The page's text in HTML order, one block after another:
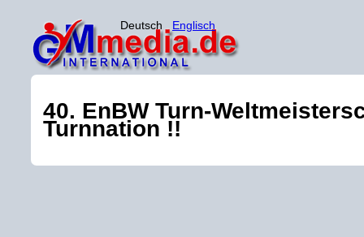
Deutsch Englisch
40. EnBW Turn-
Turnnation !!